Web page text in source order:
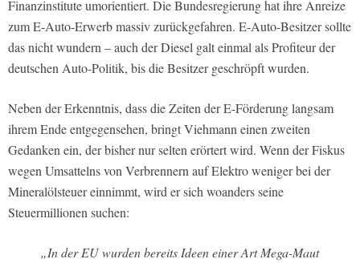
Finanzinstitute umorientiert. Die Bundesregierung hat ihre Anreize
zum E-Auto-Erwerb massiv zurückgefahren. E-Auto-Besitzer sollte
das nicht wundern – auch der Diesel galt einmal als Profiteur der
deutschen Auto-Politik, bis die Besitzer geschröpft wurden.
Neben der Erkenntnis, dass die Zeiten der E-Förderung langsam
ihrem Ende entgegensehen, bringt Viehmann einen zweiten
Gedanken ein, der bisher nur selten erörtert wird. Wenn der Fiskus
wegen Umsattelns von Verbrennern auf Elektro weniger bei der
Mineralölsteuer einnimmt, wird er sich woanders seine
Steuermillionen suchen:
„In der EU wurden bereits Ideen einer Art Mega-Maut